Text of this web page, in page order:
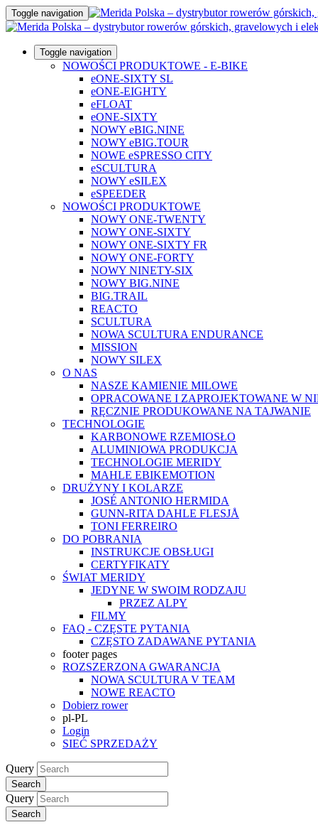
Toggle navigation
Toggle navigation
NOWOŚCI PRODUKTOWE - E-BIKE
eONE-SIXTY SL
eONE-EIGHTY
eFLOAT
eONE-SIXTY
NOWY eBIG.NINE
NOWY eBIG.TOUR
NOWE eSPRESSO CITY
eSCULTURA
NOWY eSILEX
eSPEEDER
NOWOŚCI PRODUKTOWE
NOWY ONE-TWENTY
NOWY ONE-SIXTY
NOWY ONE-SIXTY FR
NOWY ONE-FORTY
NOWY NINETY-SIX
NOWY BIG.NINE
BIG.TRAIL
REACTO
SCULTURA
NOWA SCULTURA ENDURANCE
MISSION
NOWY SILEX
O NAS
NASZE KAMIENIE MILOWE
OPRACOWANE I ZAPROJEKTOWANE W
RĘCZNIE PRODUKOWANE NA TAJWANIE
TECHNOLOGIE
KARBONOWE RZEMIOSŁO
ALUMINIOWA PRODUKCJA
TECHNOLOGIE MERIDY
MAHLE EBIKEMOTION
DRUŻYNY I KOLARZE
JOSÉ ANTONIO HERMIDA
GUNN-RITA DAHLE FLESJÅ
TONI FERREIRO
DO POBRANIA
INSTRUKCJE OBSŁUGI
CERTYFIKATY
ŚWIAT MERIDY
JEDYNE W SWOIM RODZAJU
PRZEZ ALPY
FILMY
FAQ - CZĘSTE PYTANIA
CZĘSTO ZADAWANE PYTANIA
footer pages
ROZSZERZONA GWARANCJA
NOWA SCULTURA V TEAM
NOWE REACTO
Dobierz rower
pl-PL
Login
SIEĆ SPRZEDAŻY
Query
Search
Query
Search